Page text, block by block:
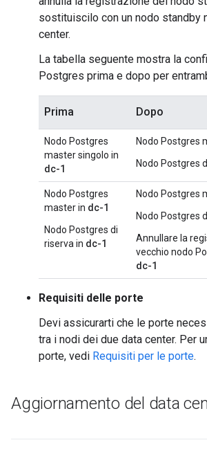
sostituiscilo con un nodo standby
center.
La tabella seguente mostra la
Postgres prima e dopo per
Prima Dopo
Nodo Postgres
master singolo in
dc-1
Nodo Postgres
Nodo Postgres
Nodo Postgres
master in dc-1
Nodo Postgres di
riserva in dc-1
Nodo Postgres
Nodo Postgres
Annullare la
vecchio nodo
dc-1
Requisiti delle porte
Devi assicurarti che le porte
tra i nodi dei due data center. Per
porte, vedi Requisiti per le porte.
Aggiornamento del data